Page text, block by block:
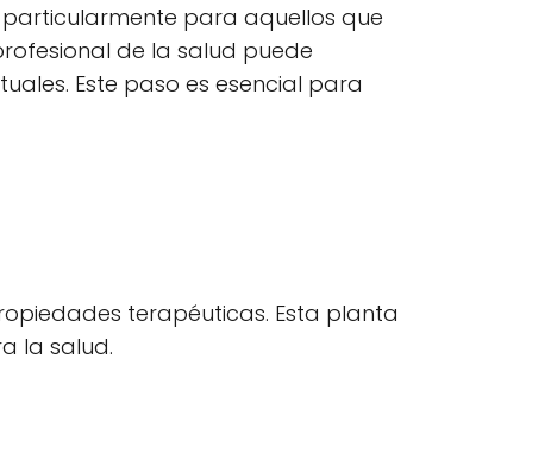
para aquellos que
de la salud puede
Este paso es esencial para
terapéuticas. Esta planta
la salud.